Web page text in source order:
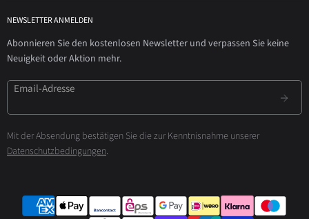
NEWSLETTER ANMELDEN
Abonnieren Sie den kostenlosen Newsletter und verpassen Sie keine
Neuigkeit oder Aktion mehr.
Email-Adresse
Mit der Absendung bestätigen Sie die zur Kenntnisnahme unserer
Datenschutzbedingungen.